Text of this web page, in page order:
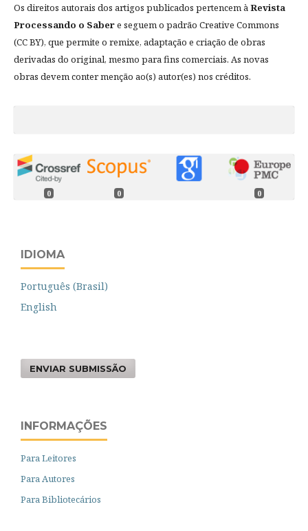
Os direitos autorais dos artigos publicados pertencem àRevista
Processando o Sabere seguem o padrão Creative Commons
(CC BY), que permite o remixe, adaptação e criação de obras
derivadas do original, mesmo para fins comerciais. As novas
obras devem conter menção ao(s) autor(es) nos créditos.
0 0 0
IDIOMA
Português (Brasil)
English
ENVIAR SUBMISSÃO
INFORMAÇÕES
Para Leitores
Para Autores
Para Bibliotecários